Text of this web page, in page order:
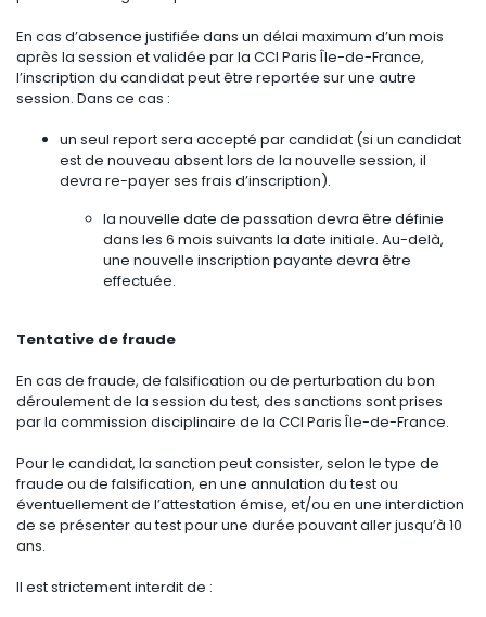
En cas d’absence justifiée dans un délai maximum d’un mois
après la session et validée par la CCI Paris Île-de-France,
l’inscription du candidat peut être reportée sur une autre
session. Dans ce cas :
un seul report sera accepté par candidat (si un candidat
est de nouveau absent lors de la nouvelle session, il
devra re-payer ses frais d’inscription).
la nouvelle date de passation devra être définie
dans les 6 mois suivants la date initiale. Au-delà,
une nouvelle inscription payante devra être
effectuée.
Tentative de fraude
En cas de fraude, de falsification ou de perturbation du bon
déroulement de la session du test, des sanctions sont prises
par la commission disciplinaire de la CCI Paris Île-de-France.
Pour le candidat, la sanction peut consister, selon le type de
fraude ou de falsification, en une annulation du test ou
éventuellement de l’attestation émise, et/ou en une interdiction
de se présenter au test pour une durée pouvant aller jusqu’à 10
ans.
Il est strictement interdit de :